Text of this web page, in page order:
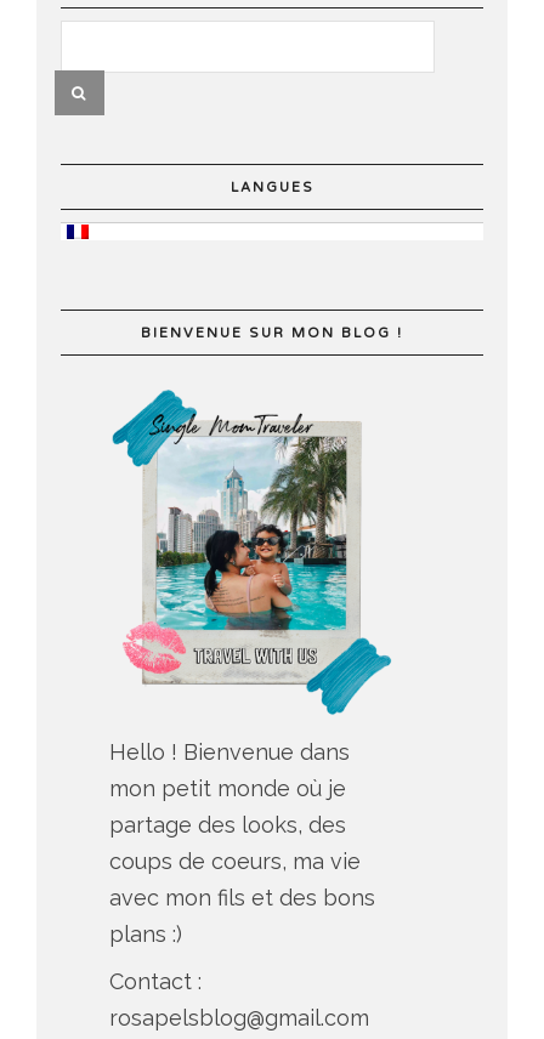
LANGUES
BIENVENUE SUR MON BLOG !
Hello ! Bienvenue dans
mon petit monde où je
partage des looks, des
coups de coeurs, ma vie
avec mon fils et des bons
plans :)
Contact :
rosapelsblog@gmail.com